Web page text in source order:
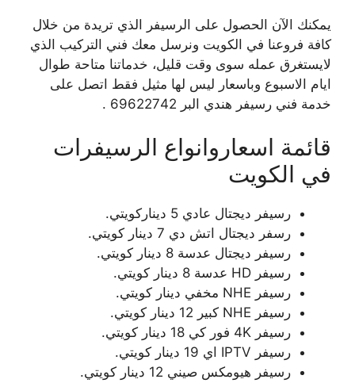
يمكنك الآن الحصول على الرسيفر الذي تريدة من خلال
كافة فروعنا في الكويت ونرسل معك فني التركيب الذي
لايستغرق عمله سوى وقت قليل، خدماتنا متاحة طوال
ايام الاسبوع وباسعار ليس لها مثيل فقط اتصل على
خدمة فني رسيفر هندي البر 69622742 .
قائمة اسعاروانواع الرسيفرات
في الكويت
رسيفر ديجتال عادي 5 ديناركويتي.
رسفر ديجتال اتش دي 7 دينار كويتي.
رسيفر ديجتال عدسة 8 دينار كويتي.
رسيفر HD عدسة 8 دينار كويتي.
رسيفر NHE مخفي دينار كويتي.
رسيفر NHE كبير 12 دينار كويتي.
رسيفر 4K فور كي 18 دينار كويتي.
رسيفر IPTV اي 19 دينار كويتي.
رسيفر هيومكس صيني 12 دينار كويتي.